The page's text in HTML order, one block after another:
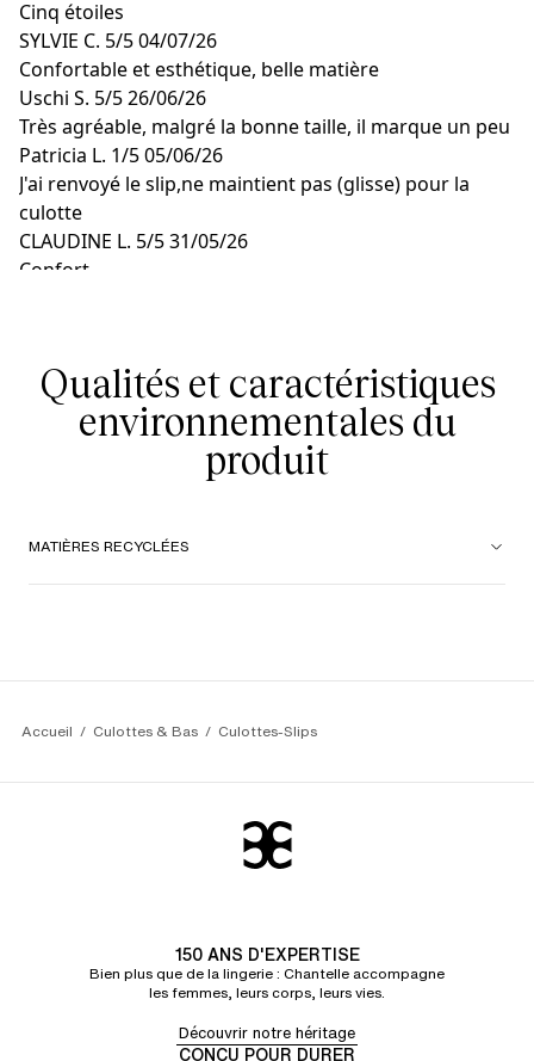
Cinq étoiles
SYLVIE C. 5/504/07/26
Confortable et esthétique, belle matière
Uschi S. 5/526/06/26
Très agréable, malgré la bonne taille, il marque un peu
Patricia L. 1/505/06/26
J'ai renvoyé le slip,ne maintient pas (glisse) pour la
culotte
CLAUDINE L. 5/531/05/26
Confort
Qualités et caractéristiques
environnementales du
produit
MATIÈRES RECYCLÉES
Accueil Culottes & Bas Culottes-Slips
150 ANS D'EXPERTISE
Bien plus que de la lingerie : Chantelle accompagne
les femmes, leurs corps, leurs vies.
Découvrir notre héritage
CONÇU POUR DURER